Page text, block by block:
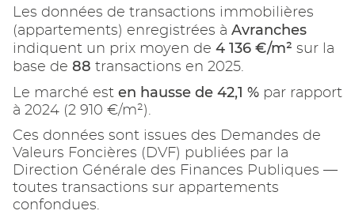
Les données de transactions immobilières
(appartements) enregistrées à Avranches
indiquent un prix moyen de 4 136 €/m² sur la
base de 88 transactions en 2025.
Le marché est en hausse de 42,1 % par rapport
à 2024 (2 910 €/m²).
Ces données sont issues des Demandes de
Valeurs Foncières (DVF) publiées par la
Direction Générale des Finances Publiques —
toutes transactions sur appartements
confondues.